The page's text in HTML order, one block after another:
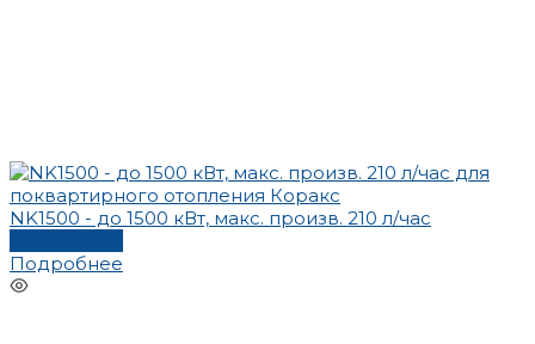
NK1500 - до 1500 кВт, макс. произв. 210 л/час
Подробнее